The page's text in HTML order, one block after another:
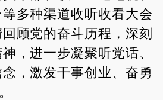
多种渠道收听收看大会
顾党的奋斗历程，深刻
，进一步凝聚听党话、
，激发干事创业、奋勇